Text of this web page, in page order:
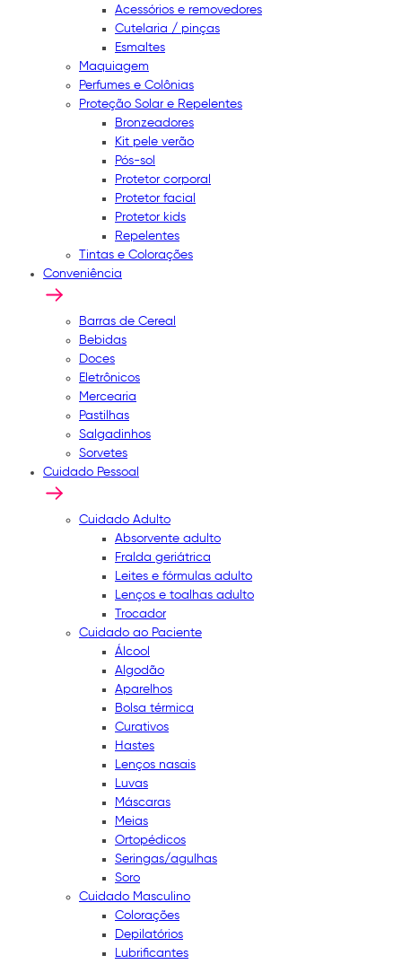
Acessórios e removedores
Cutelaria / pinças
Esmaltes
Maquiagem
Perfumes e Colônias
Proteção Solar e Repelentes
Bronzeadores
Kit pele verão
Pós-sol
Protetor corporal
Protetor facial
Protetor kids
Repelentes
Tintas e Colorações
Conveniência
Barras de Cereal
Bebidas
Doces
Eletrônicos
Mercearia
Pastilhas
Salgadinhos
Sorvetes
Cuidado Pessoal
Cuidado Adulto
Absorvente adulto
Fralda geriátrica
Leites e fórmulas adulto
Lenços e toalhas adulto
Trocador
Cuidado ao Paciente
Álcool
Algodão
Aparelhos
Bolsa térmica
Curativos
Hastes
Lenços nasais
Luvas
Máscaras
Meias
Ortopédicos
Seringas/agulhas
Soro
Cuidado Masculino
Colorações
Depilatórios
Lubrificantes